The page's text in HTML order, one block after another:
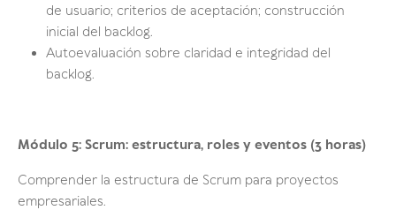
de usuario; criterios de aceptación; construcción
inicial del backlog.
Autoevaluación sobre claridad e integridad del
backlog.
Módulo 5: Scrum: estructura, roles y eventos (3 horas)
Comprender la estructura de Scrum para proyectos
empresariales.